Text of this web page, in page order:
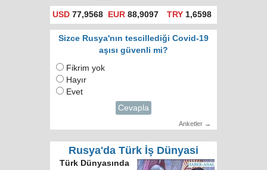
USD 77,9568 EUR 88,9097 TRY1,6598
Sizce Rusya'nın tescillediği Covid-19
aşısı güvenli mi?
Fikrim yok
Hayır
Evet
Cevapla
Anketler →
Rusya'da Türk İş Dünyasi
Türk Dünyasında